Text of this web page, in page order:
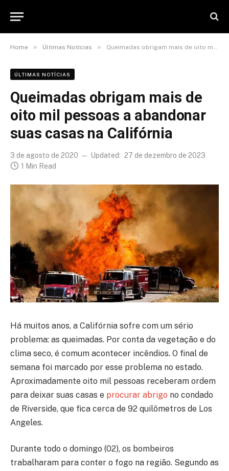
Home » Últimas Notícias » Queimadas obrigam mais de oito mil pessoas a abandonar suas casas na Califórnia
ÚLTIMAS NOTÍCIAS
Queimadas obrigam mais de
oito mil pessoas a abandonar
suas casas na Califórnia
3 de agosto de 2020 Updated: 27 de dezembro de 2023
1 Min Read
Há muitos anos, a Califórnia sofre com um sério
problema: as queimadas. Por conta da vegetação e do
clima seco, é comum acontecer incêndios. O final de
semana foi marcado por esse problema no estado.
Aproximadamente oito mil pessoas receberam ordem
para deixar suas casas e procurar abrigo no condado
de Riverside, que fica cerca de 92 quilômetros de Los
Angeles.
Durante todo o domingo (02), os bombeiros
trabalharam para conter o fogo na região. Segundo as